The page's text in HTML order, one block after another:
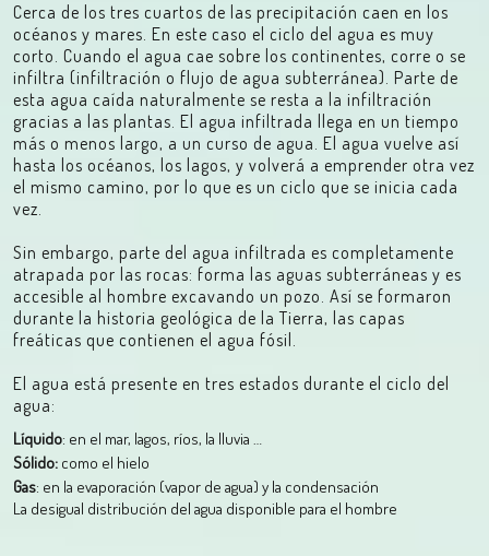
Cerca de los tres cuartos de las precipitación caen en los
océanos y mares. En este caso el ciclo del agua es muy
corto. Cuando el agua cae sobre los continentes, corre o se
infiltra (infiltración o flujo de agua subterránea). Parte de
esta agua caída naturalmente se resta a la infiltración
gracias a las plantas. El agua infiltrada llega en un tiempo
más o menos largo, a un curso de agua. El agua vuelve así
hasta los océanos, los lagos, y volverá a emprender otra vez
el mismo camino, por lo que es un ciclo que se inicia cada
vez.
Sin embargo, parte del agua infiltrada es completamente
atrapada por las rocas: forma las aguas subterráneas y es
accesible al hombre excavando un pozo. Así se formaron
durante la historia geológica de la Tierra, las capas
freáticas que contienen el agua fósil.
El agua está presente en tres estados durante el ciclo del
agua:
Líquido: en el mar, lagos, ríos, la lluvia …
Sólido: como el hielo
Gas: en la evaporación (vapor de agua) y la condensación
La desigual distribución del agua disponible para el hombre